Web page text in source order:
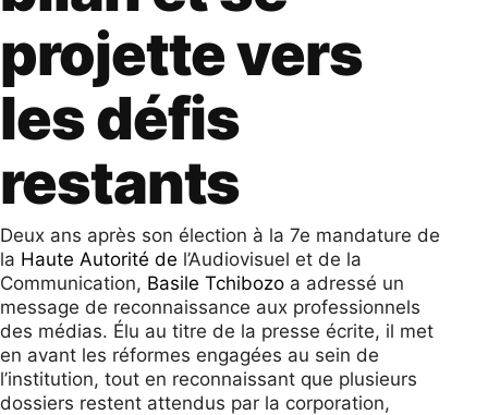
projette vers
les défis
restants
Deux ans après son élection à la 7e mandature de
la Haute Autorité de l’Audiovisuel et de la
Communication, Basile Tchibozo a adressé un
message de reconnaissance aux professionnels
des médias. Élu au titre de la presse écrite, il met
en avant les réformes engagées au sein de
l’institution, tout en reconnaissant que plusieurs
dossiers restent attendus par la corporation,